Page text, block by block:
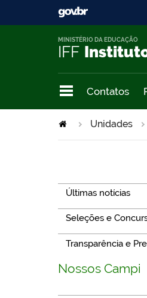
IFF
MINISTÉRIO DA EDUCAÇÃO
Contatos
Unidades
Últimas notícias
Seleções e
Transparência e
Nossos Campi